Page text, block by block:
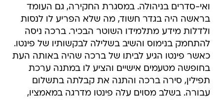
ואי-סדרים בניהולה. במסגרת החקירה, גם העומד
בראשה היה בגדר חשוד, מה שלא הפריע לו לנסות
ולדלות מידע מתלמידו השוטר הבכיר. ברכה ניסה
להתחמק בנימוס והשיב בשלילה לבקשותיו של פינטו.
כאשר פינטו הגיע לביתו של ברכה שהיה באותה העת
בחופשה מטעמים אישיים והציע לו במתנה ערכת
תפילין, סירה ברכה והתנה את קבלתה בתשלום
עבורה. בשלב מסוים עלה פינטו מדרגה במאמציו,